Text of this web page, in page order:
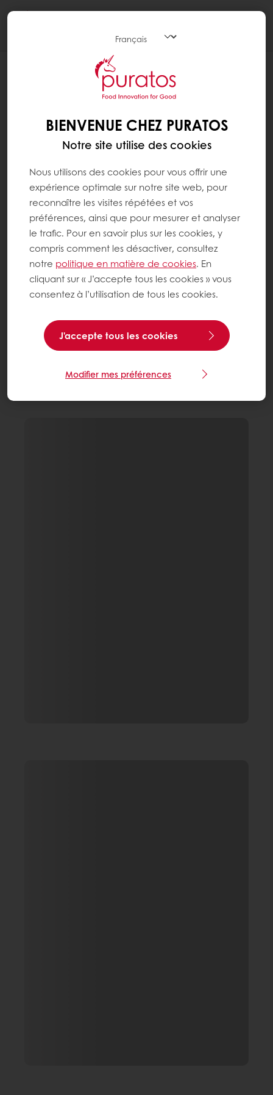
BIENVENUE CHEZ PURATOS
Notre site utilise des cookies
Nous utilisons des cookies pour vous offrir une
expérience optimale sur notre site web, pour
reconnaître les visites répétées et vos
préférences, ainsi que pour mesurer et analyser
le trafic. Pour en savoir plus sur les cookies, y
compris comment les désactiver, consultez
notre politique en matière de cookies. En
cliquant sur « J’accepte tous les cookies » vous
consentez à l’utilisation de tous les cookies.
J'accepte tous les cookies
Modifier mes préférences